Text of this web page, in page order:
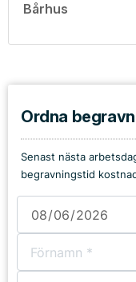
Bårhus
Ordna
Senast nästa
begravningstid